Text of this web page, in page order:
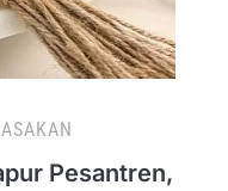
Pesantren,